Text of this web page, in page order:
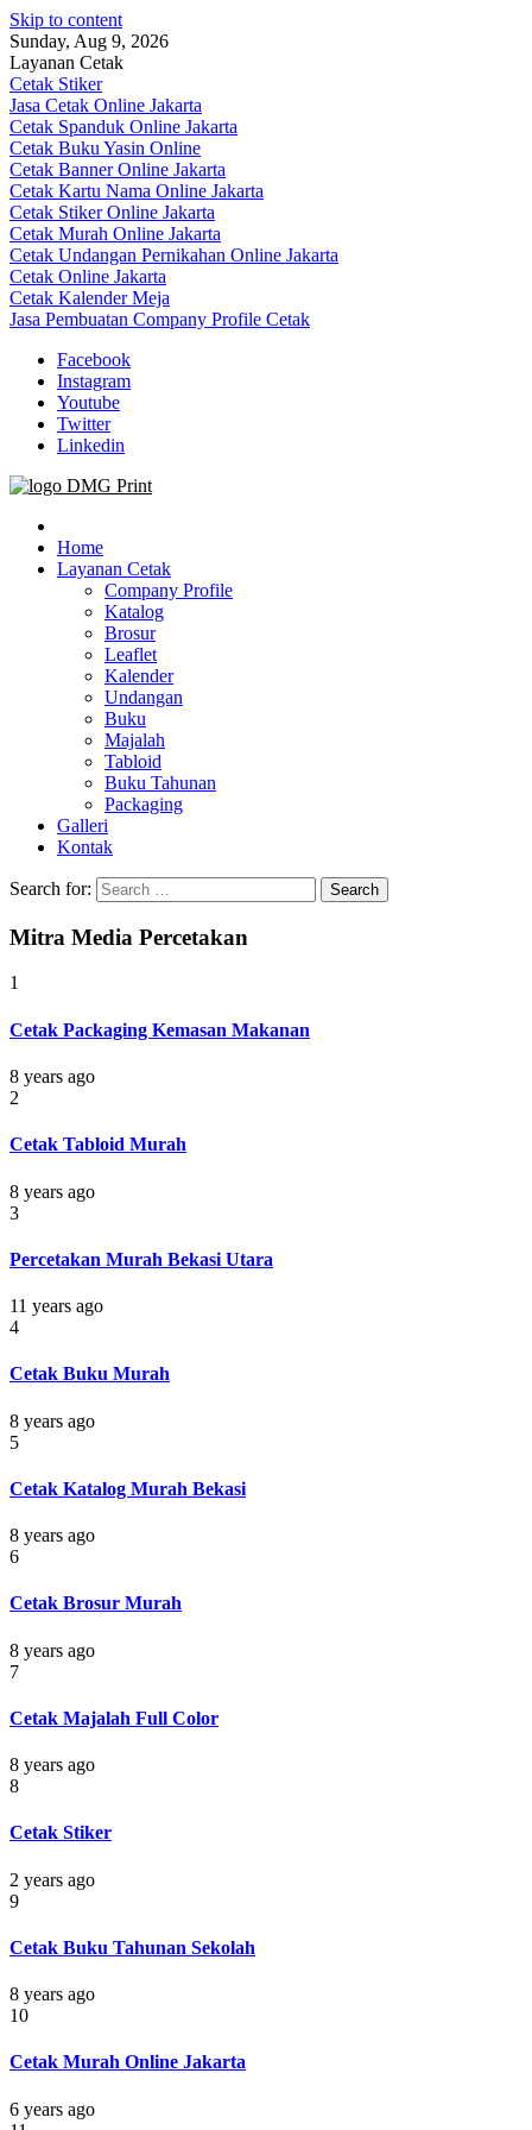
Skip to content
Sunday, Aug 9, 2026
Layanan Cetak
Cetak Stiker
Jasa Cetak Online Jakarta
Cetak Spanduk Online Jakarta
Cetak Buku Yasin Online
Cetak Banner Online Jakarta
Cetak Kartu Nama Online Jakarta
Cetak Stiker Online Jakarta
Cetak Murah Online Jakarta
Cetak Undangan Pernikahan Online Jakarta
Cetak Online Jakarta
Cetak Kalender Meja
Jasa Pembuatan Company Profile Cetak
Facebook
Instagram
Youtube
Twitter
Linkedin
Jasa Cetak Online DMG Printing
Home
Layanan Cetak
Company Profile
Katalog
Brosur
Leaflet
Kalender
Undangan
Buku
Majalah
Tabloid
Buku Tahunan
Packaging
Galleri
Kontak
Search for:
Mitra Media Percetakan
1
Cetak Packaging Kemasan Makanan
8 years ago
2
Cetak Tabloid Murah
8 years ago
3
Percetakan Murah Bekasi Utara
11 years ago
4
Cetak Buku Murah
8 years ago
5
Cetak Katalog Murah Bekasi
8 years ago
6
Cetak Brosur Murah
8 years ago
7
Cetak Majalah Full Color
8 years ago
8
Cetak Stiker
2 years ago
9
Cetak Buku Tahunan Sekolah
8 years ago
10
Cetak Murah Online Jakarta
6 years ago